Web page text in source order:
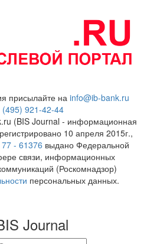
присылайте на info@ib-bank.ru
(495) 921-42-44
(BIS Journal - информационная
10 апреля 2015г.,
- 61376 выдано Федеральной
связи, информационных
(Роскомнадзор)
персональных данных.
Journal